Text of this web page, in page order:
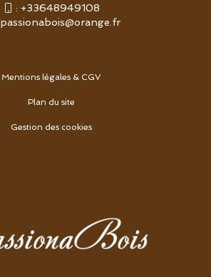
: +33648949108
passionabois@orange.fr
Mentions légales & CGV
Plan du site
Gestion des cookies